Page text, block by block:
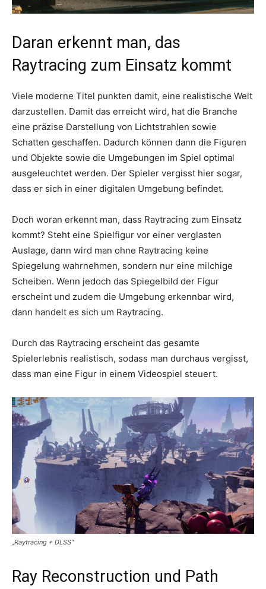
Daran erkennt man, das
Raytracing zum Einsatz kommt
Viele moderne Titel punkten damit, eine realistische Welt
darzustellen. Damit das erreicht wird, hat die Branche
eine präzise Darstellung von Lichtstrahlen sowie
Schatten geschaffen. Dadurch können dann die Figuren
und Objekte sowie die Umgebungen im Spiel optimal
ausgeleuchtet werden. Der Spieler vergisst hier sogar,
dass er sich in einer digitalen Umgebung befindet.
Doch woran erkennt man, dass Raytracing zum Einsatz
kommt? Steht eine Spielfigur vor einer verglasten
Auslage, dann wird man ohne Raytracing keine
Spiegelung wahrnehmen, sondern nur eine milchige
Scheiben. Wenn jedoch das Spiegelbild der Figur
erscheint und zudem die Umgebung erkennbar wird,
dann handelt es sich um Raytracing.
Durch das Raytracing erscheint das gesamte
Spielerlebnis realistisch, sodass man durchaus vergisst,
dass man eine Figur in einem Videospiel steuert.
„Raytracing + DLSS“
Ray Reconstruction und Path